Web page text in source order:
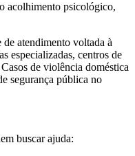
acolhimento psicológico,
atendimento voltada à
especializadas, centros de
de violência doméstica
segurança pública no
buscar ajuda: